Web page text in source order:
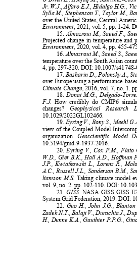
Jr. W.J., Alfaro E.J., Hidalgo H.G.,
Sylla M., Stephenson T., Taylor M.,
over the United States, Central
Environment, 2021, vol. 5, pp. 1-24.
15. Almazroui M., Saeed F.,
Projected change in temperature
Environment, 2020, vol. 4, pp. 455-
16.Almazroui M., Saeed S.,
temperature over the South Asian
4, pp. 297-320. DOI: 10.1007/
17.Basharin D., Polonsky A.,
over Europe using a performance-
Climate Change, 2016, vol. 7, no. 1.
18.Donat M.G., Delgado-
F.J.How credibly do CMIP6
changes?Geophysical Research
10.1029/2022GL102466.
19.Eyring V., Bony S., Meehl
view of the Coupled Model
organization.Geoscientific Model
10.5194/gmd-9-1937-2016.
20.Eyring V., Cox P.M.,
W.D., Gier B.K., Hall A.D., Hoffman
J.P., Kwiatkowski L., Lorenz R.,
A.C., Russell J.L., Sanderson B.M.,
liamson M.S. Taking climate model
vol. 9, no. 2. pp. 102-110. DOI:
21.GISS.NASA-GISS GISS-
System Grid Federation, 2019. DOI:
22. Guo H., John J.G.,
Zadeh N.T., Balaji V., Durachta J.,
H., Dunne K.A., Gauthier P.P.G.,